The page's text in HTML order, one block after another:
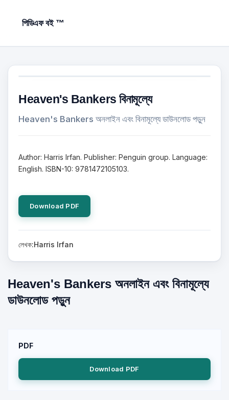
পিডিএফ বই ™
Heaven's Bankers বিনামূল্যে
Heaven's Bankers অনলাইন এবং বিনামূল্যে ডাউনলোড পড়ুন
Author: Harris Irfan. Publisher: Penguin group. Language:
English. ISBN-10: 9781472105103.
Download PDF
লেখক:Harris Irfan
Heaven's Bankers অনলাইন এবং বিনামূল্যে
ডাউনলোড পড়ুন
PDF
Download PDF